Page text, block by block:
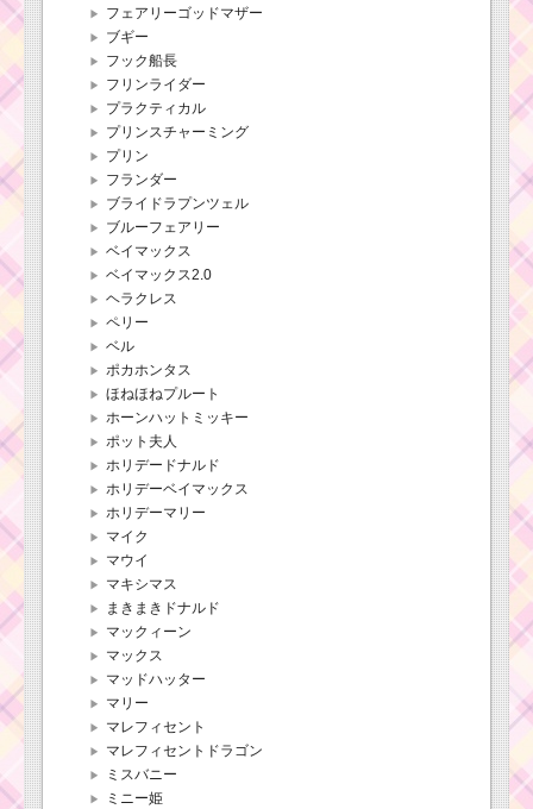
フェアリーゴッドマザー
ブギー
フック船長
フリンライダー
プラクティカル
プリンスチャーミング
プリン
フランダー
ブライドラプンツェル
ブルーフェアリー
ベイマックス
ベイマックス2.0
ヘラクレス
ペリー
ベル
ポカホンタス
ほねほねプルート
ホーンハットミッキー
ポット夫人
ホリデードナルド
ホリデーベイマックス
ホリデーマリー
マイク
マウイ
マキシマス
まきまきドナルド
マックィーン
マックス
マッドハッター
マリー
マレフィセント
マレフィセントドラゴン
ミスバニー
ミニー姫